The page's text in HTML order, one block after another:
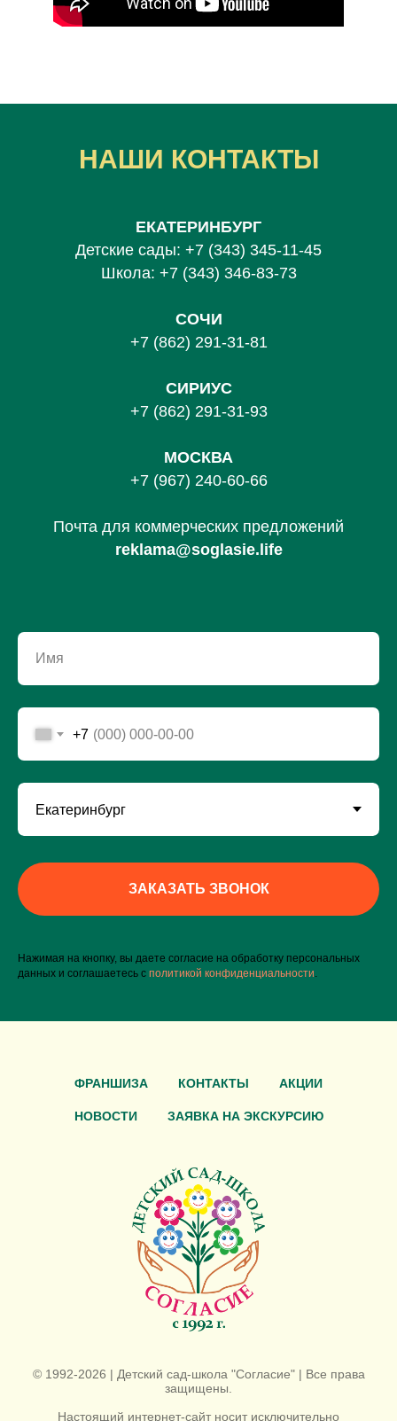
НАШИ КОНТАКТЫ
ЕКАТЕРИНБУРГ
Детские сады: +7 (343) 345-11-45
Школа: +7 (343) 346-83-73
СОЧИ
+7 (862) 291-31-81
СИРИУС
+7 (862) 291-31-93
МОСКВА
+7 (967) 240-60-66
Почта для коммерческих предложений
reklama@soglasie.life
Имя
+7
ЗАКАЗАТЬ ЗВОНОК
Нажимая на кнопку, вы даете согласие на обработку персональных
данных и соглашаетесь c политикой конфиденциальности
ФРАНШИЗА КОНТАКТЫ АКЦИИ
НОВОСТИ ЗАЯВКА НА ЭКСКУРСИЮ
© 1992-2026 | Детский сад-школа "Согласие" | Все права
защищены.
Настоящий интернет-сайт носит исключительно